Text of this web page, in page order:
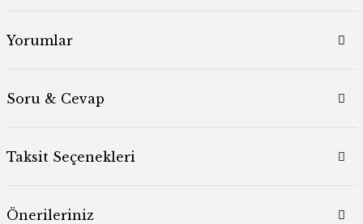
Yorumlar
Soru & Cevap
Taksit Seçenekleri
Önerileriniz